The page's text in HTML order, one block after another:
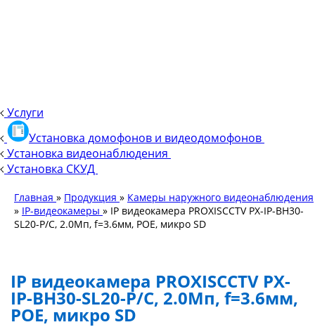
Услуги
Установка домофонов и видеодомофонов
Установка видеонаблюдения
Установка СКУД
Главная » Продукция » Камеры наружного видеонаблюдения
» IP-видеокамеры » IP видеокамера PROXISCCTV PX-IP-BH30-
SL20-P/C, 2.0Мп, f=3.6мм, POE, микро SD
IP видеокамера PROXISCCTV PX-
IP-BH30-SL20-P/C, 2.0Мп, f=3.6мм,
POE, микро SD